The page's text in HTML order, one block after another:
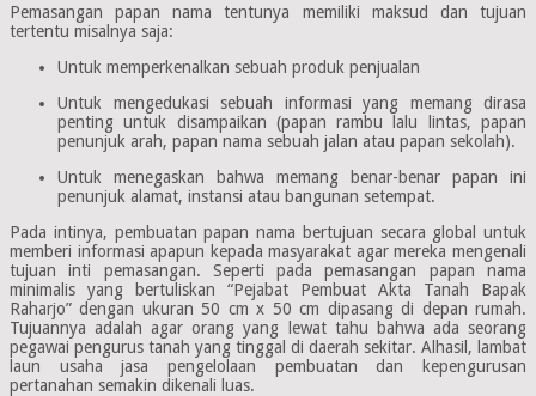
Pemasangan papan nama tentunya memiliki maksud dan tujuan
tertentu misalnya saja:
Untuk memperkenalkan sebuah produk penjualan
Untuk mengedukasi sebuah informasi yang memang dirasa
penting untuk disampaikan (papan rambu lalu lintas, papan
penunjuk arah, papan nama sebuah jalan atau papan sekolah).
Untuk menegaskan bahwa memang benar-benar papan ini
penunjuk alamat, instansi atau bangunan setempat.
Pada intinya, pembuatan papan nama bertujuan secara global untuk
memberi informasi apapun kepada masyarakat agar mereka mengenali
tujuan inti pemasangan. Seperti pada pemasangan papan nama
minimalis yang bertuliskan “Pejabat Pembuat Akta Tanah Bapak
Raharjo” dengan ukuran 50 cm x 50 cm dipasang di depan rumah.
Tujuannya adalah agar orang yang lewat tahu bahwa ada seorang
pegawai pengurus tanah yang tinggal di daerah sekitar. Alhasil, lambat
laun usaha jasa pengelolaan pembuatan dan kepengurusan
pertanahan semakin dikenali luas.